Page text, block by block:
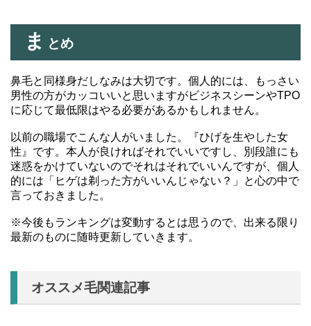
ま とめ
鼻毛と同様身だしなみは大切です。個人的には、もっさい
男性の方がカッコいいと思いますがビジネスシーンやTPO
に応じて最低限はやる必要があるかもしれません。
以前の職場でこんな人がいました。『ひげを生やした女
性』です。本人が良ければそれでいいですし、別段誰にも
迷惑をかけていないのでそれはそれでいいんですが、個人
的には「ヒゲは剃った方がいいんじゃない？」と心の中で
言っておきました。
※今後もランキングは変動するとは思うので、出来る限り
最新のものに随時更新していきます。
オススメ毛関連記事